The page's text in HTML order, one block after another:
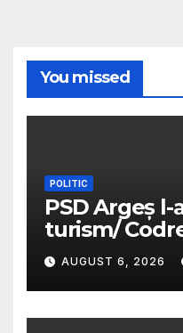
You missed
POLITIC
PSD Argeș
turism/
sunt niște
fi plătit cu
Predescu
PSD va
AUGUST 6, 2026